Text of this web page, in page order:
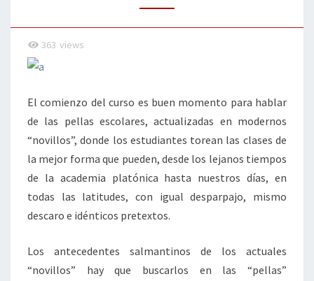
363 views
El comienzo del curso es buen momento para hablar
de las pellas escolares, actualizadas en modernos
“novillos”, donde los estudiantes torean las clases de
la mejor forma que pueden, desde los lejanos tiempos
de la academia platónica hasta nuestros días, en
todas las latitudes, con igual desparpajo, mismo
descaro e idénticos pretextos.
Los antecedentes salmantinos de los actuales
“novillos” hay que buscarlos en las “pellas”